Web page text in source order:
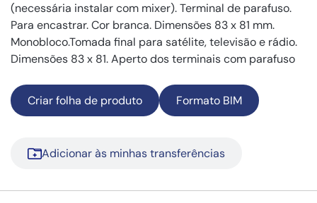
(necessária instalar com mixer). Terminal de parafuso.
Para encastrar. Cor branca. Dimensões 83 x 81 mm.
Monobloco.Tomada final para satélite, televisão e rádio.
Dimensões 83 x 81. Aperto dos terminais com parafuso
Criar folha de produto Formato BIM
Adicionar às minhas transferências